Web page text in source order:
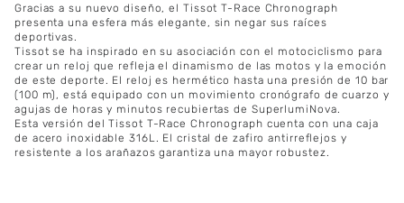
Gracias a su nuevo diseño, el Tissot T-Race Chronograph
presenta una esfera más elegante, sin negar sus raíces
deportivas.
Tissot se ha inspirado en su asociación con el motociclismo para
crear un reloj que refleja el dinamismo de las motos y la emoción
de este deporte. El reloj es hermético hasta una presión de 10 bar
(100 m), está equipado con un movimiento cronógrafo de cuarzo y
agujas de horas y minutos recubiertas de SuperlumiNova.
Esta versión del Tissot T-Race Chronograph cuenta con una caja
de acero inoxidable 316L. El cristal de zafiro antirreflejos y
resistente a los arañazos garantiza una mayor robustez.